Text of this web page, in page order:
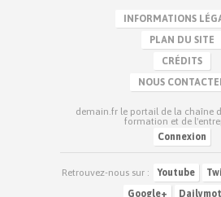
INFORMATIONS
PLAN DU SITE
CRÉDITS
NOUS
demain.fr le portail de la chaîne
formation et de
Connexion
Retrouvez-nous sur : Youtube
Google+